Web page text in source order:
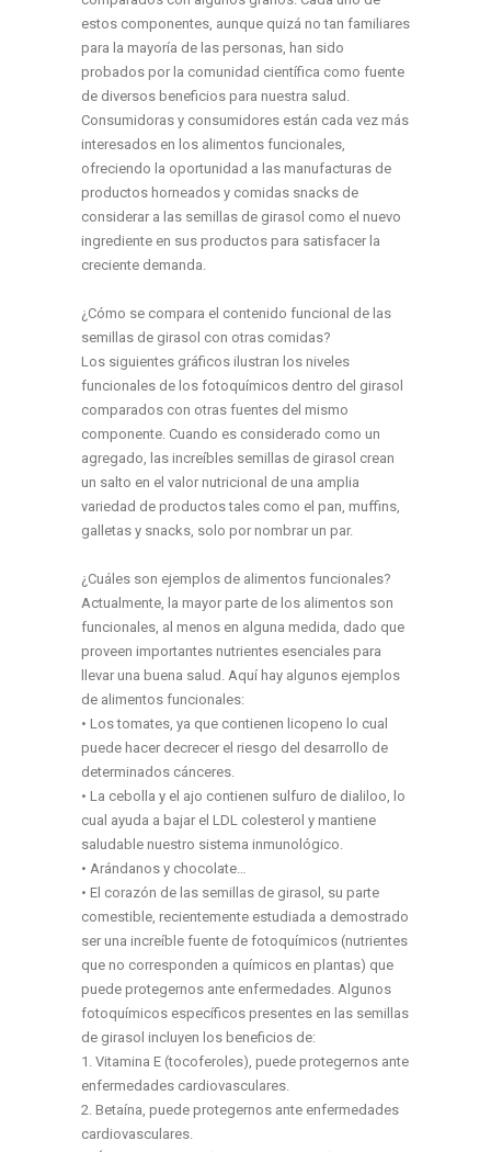
estos componentes, aunque quizá no tan familiares
para la mayoría de las personas, han sido
probados por la comunidad científica como fuente
de diversos beneficios para nuestra salud.
Consumidoras y consumidores están cada vez más
interesados en los alimentos funcionales,
ofreciendo la oportunidad a las manufacturas de
productos horneados y comidas snacks de
considerar a las semillas de girasol como el nuevo
ingrediente en sus productos para satisfacer la
creciente demanda.
¿Cómo se compara el contenido funcional de las
semillas de girasol con otras comidas?
Los siguientes gráficos ilustran los niveles
funcionales de los fotoquímicos dentro del girasol
comparados con otras fuentes del mismo
componente. Cuando es considerado como un
agregado, las increíbles semillas de girasol crean
un salto en el valor nutricional de una amplia
variedad de productos tales como el pan, muffins,
galletas y snacks, solo por nombrar un par.
¿Cuáles son ejemplos de alimentos funcionales?
Actualmente, la mayor parte de los alimentos son
funcionales, al menos en alguna medida, dado que
proveen importantes nutrientes esenciales para
llevar una buena salud. Aquí hay algunos ejemplos
de alimentos funcionales:
• Los tomates, ya que contienen licopeno lo cual
puede hacer decrecer el riesgo del desarrollo de
determinados cánceres.
• La cebolla y el ajo contienen sulfuro de dialiloo, lo
cual ayuda a bajar el LDL colesterol y mantiene
saludable nuestro sistema inmunológico.
• Arándanos y chocolate…
• El corazón de las semillas de girasol, su parte
comestible, recientemente estudiada a demostrado
ser una increíble fuente de fotoquímicos (nutrientes
que no corresponden a químicos en plantas) que
puede protegernos ante enfermedades. Algunos
fotoquímicos específicos presentes en las semillas
de girasol incluyen los beneficios de:
1. Vitamina E (tocoferoles), puede protegernos ante
enfermedades cardiovasculares.
2. Betaína, puede protegernos ante enfermedades
cardiovasculares.